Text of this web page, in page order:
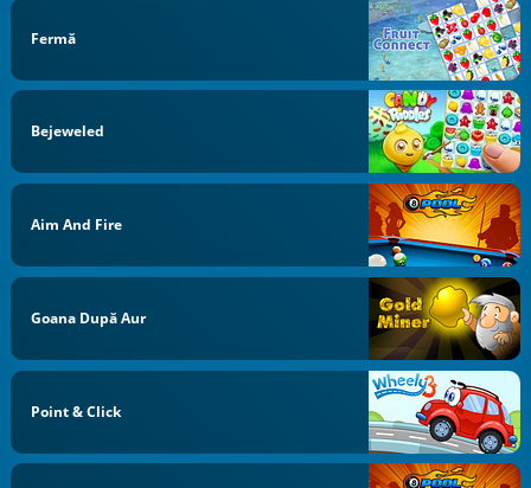
Fermă
Bejeweled
Aim And Fire
Goana După Aur
Point & Click